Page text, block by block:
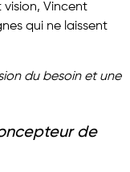
Vincent
qui ne laissent
du besoin et une
de